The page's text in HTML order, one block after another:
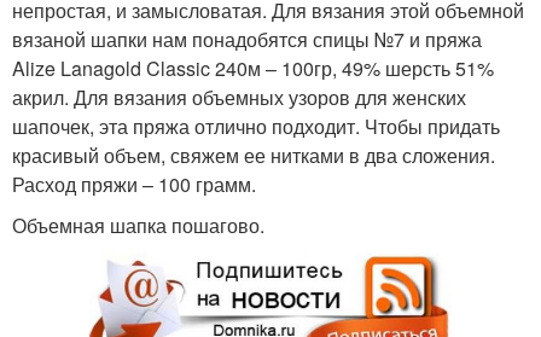
непростая, и замысловатая. Для вязания этой объемной
вязаной шапки нам понадобятся спицы №7 и пряжа
Alize Lanagold Classic 240м – 100гр, 49% шерсть 51%
акрил. Для вязания объемных узоров для женских
шапочек, эта пряжа отлично подходит. Чтобы придать
красивый объем, свяжем ее нитками в два сложения.
Расход пряжи – 100 грамм.
Объемная шапка пошагово.